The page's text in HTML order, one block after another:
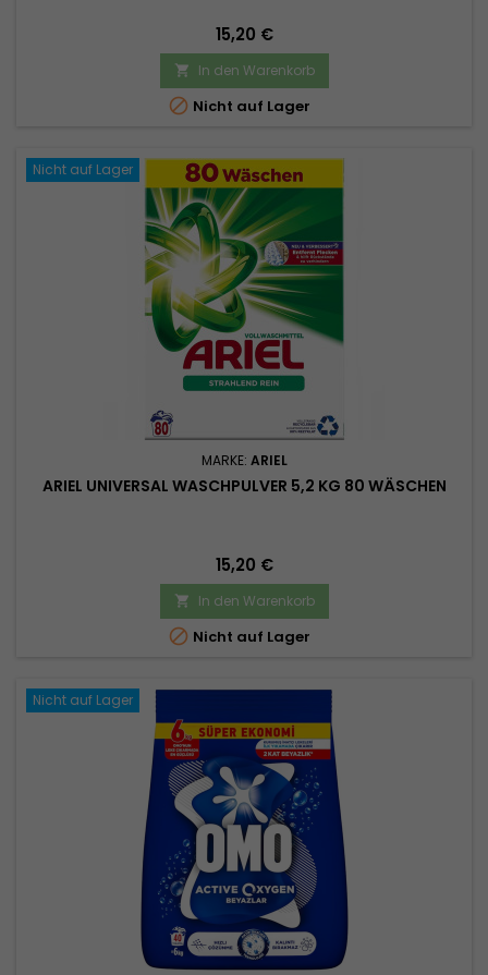
Preis
15,20 €
 In den Warenkorb
 Nicht auf Lager
Nicht auf Lager
MARKE: ARIEL
ARIEL UNIVERSAL WASCHPULVER 5,2 KG 80 WÄSCHEN
Preis
15,20 €
 In den Warenkorb
 Nicht auf Lager
Nicht auf Lager